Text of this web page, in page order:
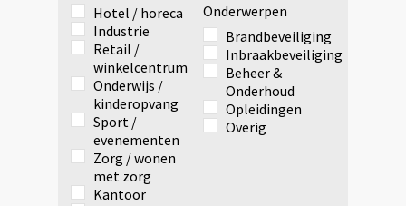
Hotel / horeca
Industrie
Retail /
winkelcentrum
Onderwijs /
kinderopvang
Sport /
evenementen
Zorg / wonen
met zorg
Kantoor
Onderwerpen
Brandbeveiliging
Inbraakbeveiliging
Beheer &
Onderhoud
Opleidingen
Overig